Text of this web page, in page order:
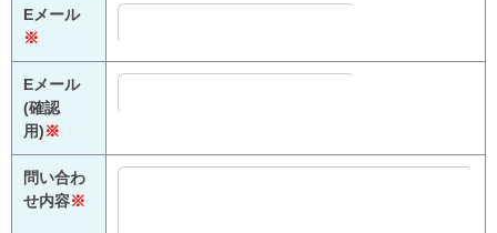
Eメール
※
Eメール
(確認
用)※
問い合わ
せ内容※